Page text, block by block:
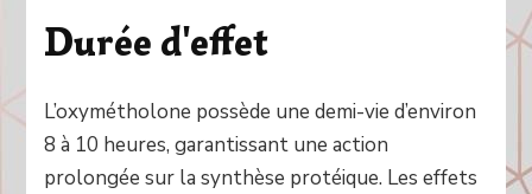
Durée d'effet
L’oxymétholone possède une demi-vie d’environ
8 à 10 heures, garantissant une action
prolongée sur la synthèse protéique. Les effets